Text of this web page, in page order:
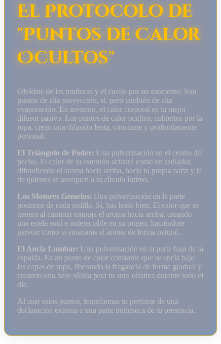
El Protocolo de
"Puntos de Calor
Ocultos"
Olvídate de las muñecas y el cuello por un momento. Son
puntos de alta proyección, sí, pero también de alta
evaporación. En invierno, el calor corporal es tu mejor
difusor pasivo. Los puntos de calor ocultos, cubiertos por la
ropa, crean una difusión lenta, constante y profundamente
personal.
El Triángulo de Poder: Una pulverización en el centro del
pecho. El calor de tu esternón actuará como un radiador,
difundiendo el aroma hacia arriba, hacia tu propia nariz y la
de quienes se acerquen a tu círculo íntimo.
Los Motores Gemelos: Una pulverización en la parte
posterior de cada rodilla. Sí, has leído bien. El calor que se
genera al caminar empuja el aroma hacia arriba, creando
una estela sutil e indetectable en su origen, haciéndote
parecer como si emanaras el aroma de forma natural.
El Ancla Lumbar: Una pulverización en la parte baja de la
espalda. Es un punto de calor constante que se ancla bajo
las capas de ropa, liberando la fragancia de forma gradual y
creando una base sólida para tu aura olfativa durante todo el
día.
Al usar estos puntos, transformas tu perfume de una
declaración externa a una parte intrínseca de tu presencia.